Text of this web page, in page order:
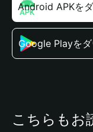
Android APKを
Google Playを
こちらもお